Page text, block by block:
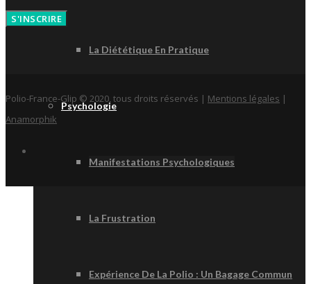
La Diététique En Pratique
Psychologie
Manifestations Psychologiques
La Frustration
Expérience De La Polio : Un Bagage Commun
S'INSCRIRE
Polio-France-Glip © 2020, tous droits réservés | Mentions légales |
Anamorphik